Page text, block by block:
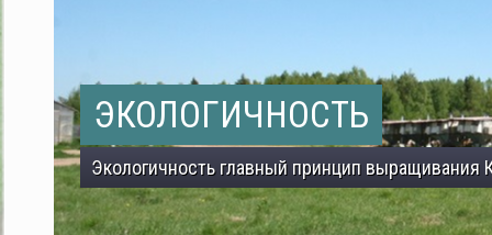
ЭКОЛОГИЧНОСТЬ
Экологичность главный принцип выращивания